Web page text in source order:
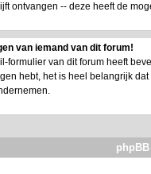
ontvangen -- deze heeft de
van iemand van dit forum!
formulier van dit forum heeft
hebt, het is heel belangrijk